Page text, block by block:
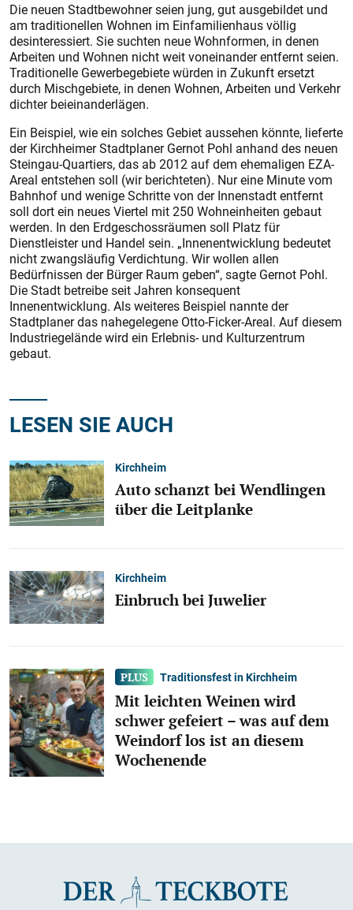
Die neuen Stadtbewohner seien jung, gut ausgebildet und
am traditionellen Wohnen im Einfamilienhaus völlig
desinteressiert. Sie suchten neue Wohnformen, in denen
Arbeiten und Wohnen nicht weit voneinander entfernt seien.
Traditionelle Gewerbegebiete würden in Zukunft ersetzt
durch Mischgebiete, in denen Wohnen, Arbeiten und Verkehr
dichter beieinanderlägen.
Ein Beispiel, wie ein solches Gebiet aussehen könnte, lieferte
der Kirchheimer Stadtplaner Gernot Pohl anhand des neuen
Steingau-Quartiers, das ab 2012 auf dem ehemaligen EZA-
Areal entstehen soll (wir berichteten). Nur eine Minute vom
Bahnhof und wenige Schritte von der Innenstadt entfernt
soll dort ein neues Viertel mit 250 Wohneinheiten gebaut
werden. In den Erdgeschossräumen soll Platz für
Dienstleister und Handel sein. „Innenentwicklung bedeutet
nicht zwangsläufig Verdichtung. Wir wollen allen
Bedürfnissen der Bürger Raum geben“, sagte Gernot Pohl.
Die Stadt betreibe seit Jahren konsequent
Innenentwicklung. Als weiteres Beispiel nannte der
Stadtplaner das nahegelegene Otto-Ficker-Areal. Auf diesem
Industriegelände wird ein Erlebnis- und Kulturzentrum
gebaut.
LESEN SIE AUCH
Kirchheim
Auto schanzt bei Wendlingen
über die Leitplanke
Kirchheim
Einbruch bei Juwelier
Traditionsfest in Kirchheim
Mit leichten Weinen wird
schwer gefeiert – was auf dem
Weindorf los ist an diesem
Wochenende